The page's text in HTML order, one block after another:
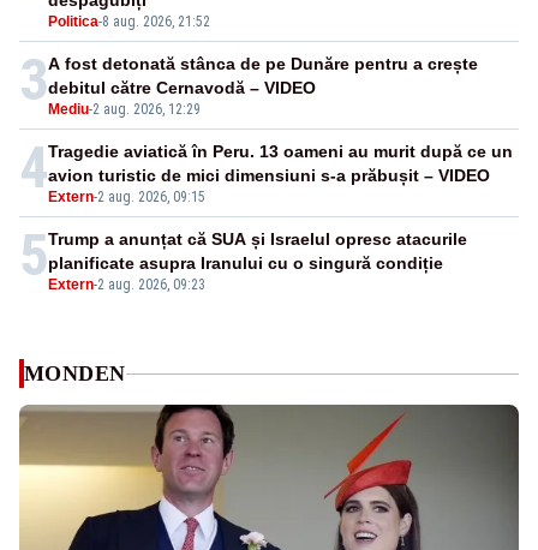
Politica-8 aug. 2026, 21:52
3 Mediu-2 aug. 2026, 12:29
A fost detonată stânca de pe Dunăre pentru a crește
debitul către Cernavodă – VIDEO
4 Extern-2 aug. 2026, 09:15
Tragedie aviatică în Peru. 13 oameni au murit după ce un
avion turistic de mici dimensiuni s-a prăbușit – VIDEO
5 Extern-2 aug. 2026, 09:23
Trump a anunțat că SUA și Israelul opresc atacurile
planificate asupra Iranului cu o singură condiție
MONDEN